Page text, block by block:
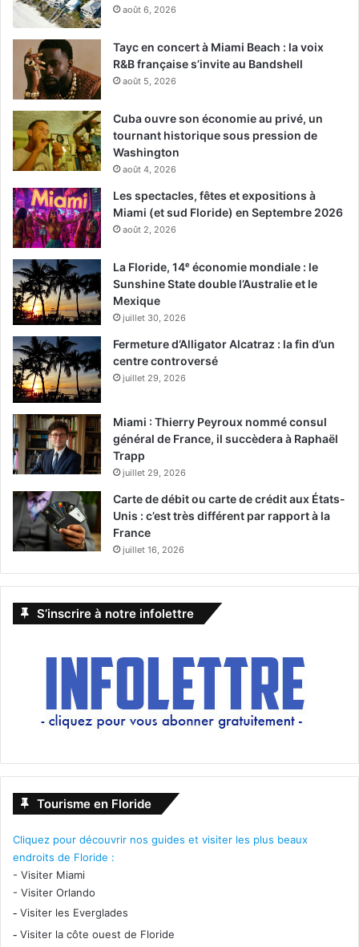
août 6, 2026
Tayc en concert à Miami Beach : la voix
R&B française s’invite au Bandshell
août 5, 2026
Cuba ouvre son économie au privé, un
tournant historique sous pression de
Washington
août 4, 2026
Les spectacles, fêtes et expositions à
Miami (et sud Floride) en Septembre 2026
août 2, 2026
La Floride, 14ᵉ économie mondiale : le
Sunshine State double l’Australie et le
Mexique
juillet 30, 2026
Fermeture d’Alligator Alcatraz : la fin d’un
centre controversé
juillet 29, 2026
Miami : Thierry Peyroux nommé consul
général de France, il succèdera à Raphaël
Trapp
juillet 29, 2026
Carte de débit ou carte de crédit aux États-
Unis : c’est très différent par rapport à la
France
juillet 16, 2026
S’inscrire à notre infolettre
Tourisme en Floride
Cliquez pour découvrir nos guides et visiter les plus beaux
endroits de Floride :
- Visiter Miami
- Visiter Orlando
- Visiter les Everglades
- Visiter la côte ouest de Floride